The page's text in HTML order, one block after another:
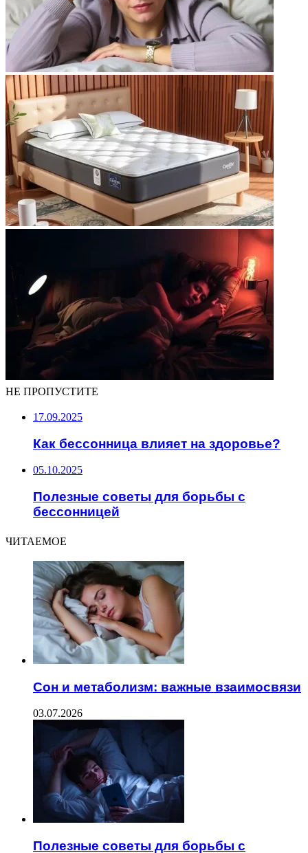
НЕ ПРОПУСТИТЕ
17.09.2025
Как бессонница влияет на здоровье?
05.10.2025
Полезные советы для борьбы с
бессонницей
ЧИТАЕМОЕ
Сон и метаболизм: важные взаимосвязи
03.07.2026
Полезные советы для борьбы с